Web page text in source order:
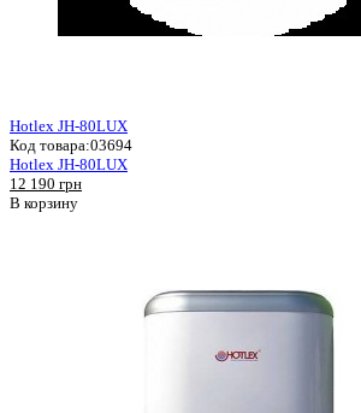
Hotlex JH-80LUX
Код товара:03694
Hotlex JH-80LUX
12 190 грн
В корзину